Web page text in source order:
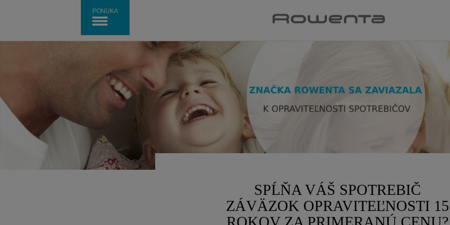
PONUKA
SPĹŇA VÁŠ SPOTREBIČ
ZÁVÄZOK OPRAVITEĽNOSTI 15